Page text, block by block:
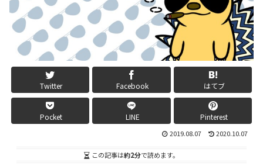
Twitter Facebook はてブ
Pocket LINE Pinterest
2019.08.07 2020.10.07
この記事は約2分で読めます。